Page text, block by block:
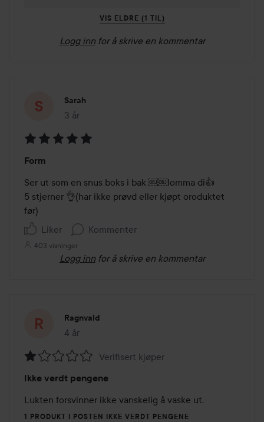
VIS ELDRE (1 TIL)
Logg inn for å skrive en kommentar
Sarah
3 år
Innlegget ble opprettet 3 år
5
av
5
Form
Ser ut som en snus boks i bak ￼￼lomma di👍
5 stjerner 👌(har ikke prøvd eller kjøpt oroduktet
før)
Liker
Kommenter
403 visninger
Logg inn for å skrive en kommentar
Ragnvald
4 år
Innlegget ble opprettet 4 år
1
av
5
Verifisert kjøper
Ikke verdt pengene
Lukten forsvinner ikke vanskelig å vaske ut.
1 PRODUKT I POSTEN IKKE VERDT PENGENE